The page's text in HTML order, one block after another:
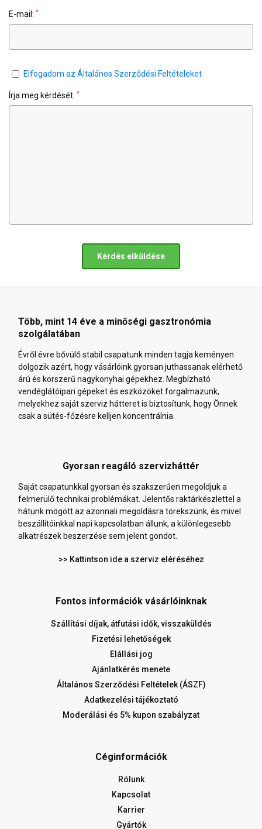
E-mail: *
Elfogadom az Általános Szerződési Feltételeket
Írja meg kérdését: *
Kérdés elküldése
Több, mint 14 éve a minőségi gasztronómia
szolgálatában
Évről évre bővülő stabil csapatunk minden tagja keményen
dolgozik azért, hogy vásárlóink gyorsan juthassanak elérhető
árú és korszerű nagykonyhai gépekhez. Megbízható
vendéglátóipari gépeket és eszközöket forgalmazunk,
melyekhez saját szerviz hátteret is biztosítunk, hogy Önnek
csak a sütés-főzésre kelljen koncentrálnia.
Gyorsan reagáló szervizháttér
Saját csapatunkkal gyorsan és szakszerűen megoldjuk a
felmerülő technikai problémákat. Jelentős raktárkészlettel a
hátunk mögött az azonnali megoldásra törekszünk, és mivel
beszállítóinkkal napi kapcsolatban állunk, a különlegesebb
alkatrészek beszerzése sem jelent gondot.
>> Kattintson ide a szerviz eléréséhez
Fontos információk vásárlóinknak
Szállítási díjak, átfutási idők, visszaküldés
Fizetési lehetőségek
Elállási jog
Ajánlatkérés menete
Általános Szerződési Feltételek (ÁSZF)
Adatkezelési tájékoztató
Moderálási és 5% kupon szabályzat
Céginformációk
Rólunk
Kapcsolat
Karrier
Gyártók